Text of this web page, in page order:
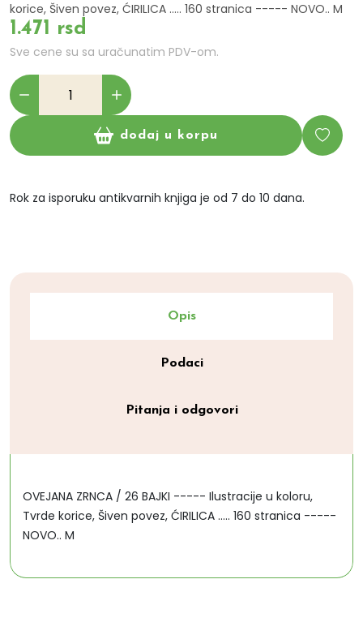
korice, Šiven povez, ĆIRILICA ..... 160 stranica ----- NOVO.. M
1.471 rsd
Sve cene su sa uračunatim PDV-om.
dodaj u korpu
Rok za isporuku antikvarnih knjiga je od 7 do 10 dana.
Opis
Podaci
Pitanja i odgovori
OVEJANA ZRNCA / 26 BAJKI ----- Ilustracije u koloru,
Tvrde korice, Šiven povez, ĆIRILICA ..... 160 stranica -----
NOVO.. M